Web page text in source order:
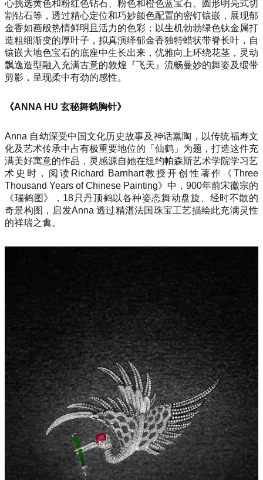
心挑选黄色和粉红色钻石、粉色和橙色蓝宝石、圆形明亮式切
割钻石等，透过精心定位和巧妙颜色配置的密钉镶嵌，展现郁
金香如画般热情鲜明且活力的色彩；以生机勃勃绿色钛金属打
造粗细渐变的厚叶子，拟真演绎郁金香独特蜡状带脊长叶，自
镶嵌大地色宝石的底座中生长出来，优雅向上环绕花茎，灵动
飘逸造型融入充满古意的敦煌『飞天』流畅曼妙的舞姿及缎带
剪影，呈现柔中有劲的感性。
《ANNA HU 玄秘舞鹤胸针》
Anna 自幼深受中国文化历史故事及神话熏陶，以传统福寿文
化及艺术传承中占有极重要地位的「仙鹤」为题，打造这件充
满美好寓意的作品，灵感源自她在纽约帕森斯艺术学院学习艺
术史时，阅读Richard Barnhart教授开创性著作《Three
Thousand Years of Chinese Painting》中，900年前宋徽宗的
《瑞鹤图》，18只丹顶鹤以各种姿态舞动盘旋、经时不散的
奇景构图，启发Anna 透过精湛法国珠宝工艺描绘此充满灵性
的祥瑞之禽。